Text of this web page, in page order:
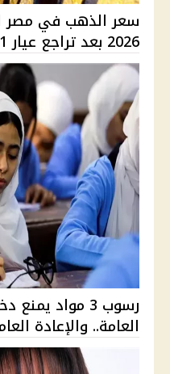
2026 بعد تراجع عيار 21 أمس
رسوب 3 مواد
العامة.. والإعادة